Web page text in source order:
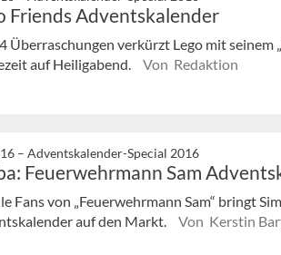
Friends Adventskalender
Überraschungen verkürzt Lego mit seinem
auf Heiligabend.
Von Redaktion
– Adventskalender-Special 2016
Feuerwehrmann Sam
Fans von „Feuerwehrmann Sam“ bringt
auf den Markt.
Von Kerstin